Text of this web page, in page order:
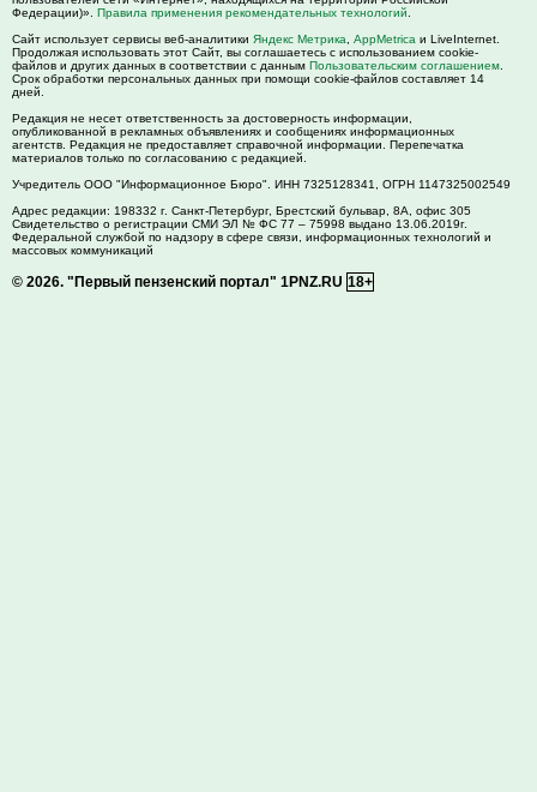
Федерации)». Правила применения рекомендательных технологий
Сайт использует сервисы веб-аналитики Яндекс Метрика AppMetrica и LiveInternet.
Продолжая использовать этот Сайт, вы соглашаетесь с использованием cookie-
файлов и других данных в соответствии с данным Пользовательским соглашением
Срок обработки персональных данных при помощи cookie-файлов составляет 14
дней.
Редакция не несет ответственность за достоверность информации,
опубликованной в рекламных объявлениях и сообщениях информационных
агентств. Редакция не предоставляет справочной информации. Перепечатка
материалов только по согласованию с редакцией.
Учредитель ООО "Информационное Бюро". ИНН 7325128341, ОГРН 1147325002549
Адрес редакции: 198332 г. Санкт-Петербург, Брестский бульвар, 8А, офис 305
Свидетельство о регистрации СМИ ЭЛ № ФС 77 – 75998 выдано 13.06.2019г.
Федеральной службой по надзору в сфере связи, информационных технологий и
массовых коммуникаций
© 2026. "Первый пензенский портал" 1PNZ.RU 18+